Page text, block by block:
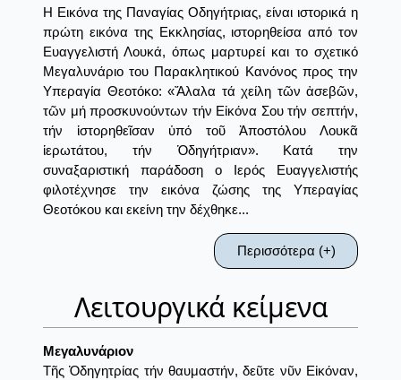
Η Εικόνα της Παναγίας Οδηγήτριας, είναι ιστορικά η
πρώτη εικόνα της Εκκλησίας, ιστορηθείσα από τον
Ευαγγελιστή Λουκά, όπως μαρτυρεί και το σχετικό
Μεγαλυνάριο του Παρακλητικού Κανόνος προς την
Υπεραγία Θεοτόκο: «Ἄλαλα τά χείλη τῶν ἀσεβῶν,
τῶν μή προσκυνούντων τήν Εἰκόνα Σου τήν σεπτήν,
τήν ἱστορηθεῖσαν ὑπό τοῦ Ἀποστόλου Λουκᾶ
ἱερωτάτου, τήν Ὁδηγήτριαν». Κατά την
συναξαριστική παράδοση ο Ιερός Ευαγγελιστής
φιλοτέχνησε την εικόνα ζώσης της Υπεραγίας
Θεοτόκου και εκείνη την δέχθηκε...
Περισσότερα (+)
Λειτουργικά κείμενα
Μεγαλυνάριον
Τῆς Ὁδηγητρίας τήν θαυμαστήν, δεῦτε νῦν Εἰκόναν,